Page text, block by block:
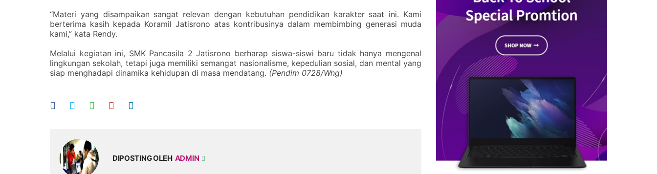
“Materi yang disampaikan sangat relevan dengan kebutuhan pendidikan karakter saat ini. Kami
berterima kasih kepada Koramil Jatisrono atas kontribusinya dalam membimbing generasi muda
kami,” kata Rendy.
Melalui kegiatan ini, SMK Pancasila 2 Jatisrono berharap siswa-siswi baru tidak hanya mengenal
lingkungan sekolah, tetapi juga memiliki semangat nasionalisme, kepedulian sosial, dan mental yang
siap menghadapi dinamika kehidupan di masa mendatang. (Pendim 0728/Wng)
DIPOSTING OLEH ADMIN